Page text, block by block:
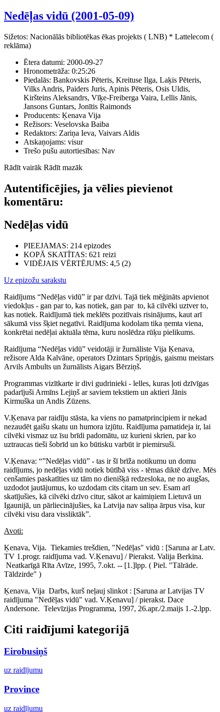
Nedēļas vidū (2001-05-09)
Sižetos: Nacionālās bibliotēkas ēkas projekts ( LNB) * Lattelecom (
reklāma)
Ētera datumi: 2000-09-27
Hronometrāža: 0:25:26
Piedalās: Bankovskis Pēteris, Kreituse Ilga, Laķis Pēteris,
Vilks Andris, Paiders Juris, Apinis Pēteris, Osis Uldis,
Kiršteins Aleksandrs, Vīķe-Freiberga Vaira, Lellis Jānis,
Jansons Guntars, Jonītis Raimonds
Producents: Ķenava Vija
Režisors: Veselovska Baiba
Redaktors: Zariņa Ieva, Vaivars Aldis
Atskaņojams: visur
Trešo pušu autortiesības: Nav
Rādīt vairāk Rādīt mazāk
Autentificējies, ja vēlies pievienot
komentāru:
Nedēļas vidū
PIEEJAMAS: 214 epizodes
KOPĀ SKATĪTAS: 621 reizi
VIDĒJAIS VĒRTĒJUMS: 4,5 (2)
Uz epizožu sarakstu
Raidījums “Nedēļas vidū” ir par dzīvi. Tajā tiek mēģināts apvienot
viedokļus - gan par to, kas notiek, gan par to, kā cilvēki uztver to,
kas notiek. Raidījumā tiek meklēts pozitīvais risinājums, kaut arī
sākumā viss šķiet negatīvi. Raidījuma kodolam tika ņemta viena,
konkrētai nedēļai aktuāla tēma, kuru noslēdza rūķu pielikums.
Raidījuma “Nedēļas vidū” veidotāji ir žurnāliste Vija Ķenava,
režisore Alda Kalvāne, operators Dzintars Spriņģis, gaismu meistars
Arvils Ambults un žurnālists Aigars Bērziņš.
Programmas vizītkarte ir divi gudrinieki - lelles, kuras ļoti dzīvīgas
padarījuši Armīns Lejiņš ar saviem tekstiem un aktieri Jānis
Kirmuška un Andis Zūzens.
V.Ķenava par raidīju stāsta, ka viens no pamatprincipiem ir nekad
nezaudēt gaišu skatu un humora izjūtu. Raidījuma pamatideja ir, lai
cilvēki vismaz uz īsu brīdi padomātu, uz kurieni skrien, par ko
uztraucas tieši šobrīd un ko būtisku varbūt ir piemirsuši.
V.Ķenava: “”Nedēļas vidū” - tas ir šī brīža notikumu un domu
raidījums, jo nedēļas vidū notiek būtībā viss - tēmas diktē dzīve. Mēs
cenšamies paskatīties uz tām no dienišķā redzesloka, ne no augšas,
uzdodot jautājumus, ko uzdodam cits citam un sev. Esam arī
skatījušies, kā cilvēki dzīvo citur, sākot ar kaimiņiem Lietuvā un
Igaunijā, un pārliecinājušies, ka Latvija nav saliņa ārpus visa, kur
cilvēki visu dara vissliktāk”.
Avoti:
Ķenava, Vija. Tiekamies trešdien, "Nedēļas" vidū : [Saruna ar Latv.
TV 1.progr. raidījuma vad. V.Ķenavu] / Pierakst. Valija Berkina.
Neatkarīgā Rīta Avīze, 1995, 7.okt. -- [1.]lpp. ( Piel. "Tālrāde.
Tāldzirde" )
Ķenava, Vija Darbs, kurš neļauj slinkot : [Saruna ar Latvijas TV
raidījuma "Nedēļas vidū" vad. V.Ķenavu] / pierakst. Dace
Andersone. Televīzijas Programma, 1997, 26.apr./2.maijs 1.-2.lpp.
Citi raidījumi kategorijā
Eirobusiņš
uz raidījumu
Province
uz raidījumu